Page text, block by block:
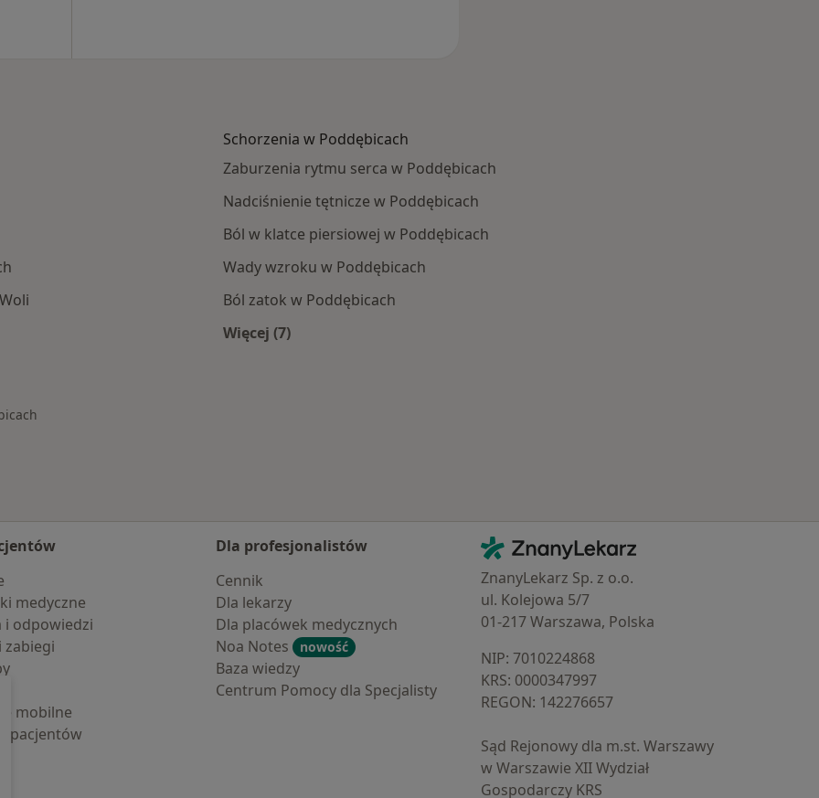
Schorzenia w Poddębicach
Zaburzenia rytmu serca w Poddębicach
Nadciśnienie tętnicze w Poddębicach
Ból w klatce piersiowej w Poddębicach
Wady wzroku w Poddębicach
Ból zatok w Poddębicach
Więcej (7)
medyczne
i odpowiedzi
zabiegi
mobilne
pacjentów
Dla profesjonalistów
Cennik
Dla lekarzy
Dla placówek medycznych
Noa Notes
nowość
Baza wiedzy
Centrum Pomocy dla Specjalisty
Kontakt
ZnanyLekarz - Strona główna
ZnanyLekarz Sp. z o.o.
ul. Kolejowa 5/7
01-217 Warszawa, Polska
NIP: ⁠7010224868
KRS: ⁠0000347997
REGON: ⁠142276657
Sąd Rejonowy dla m.st. Warszawy
w Warszawie XII Wydział
Gospodarczy KRS